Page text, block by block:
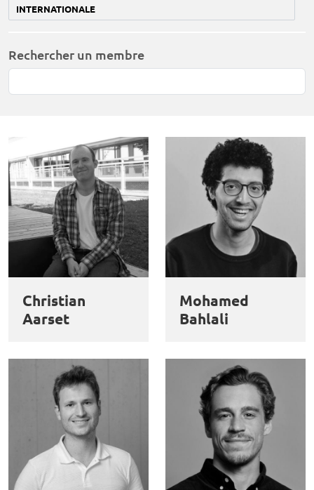
INTERNATIONALE
Rechercher un membre
Christian
Aarset
Mohamed
Bahlali